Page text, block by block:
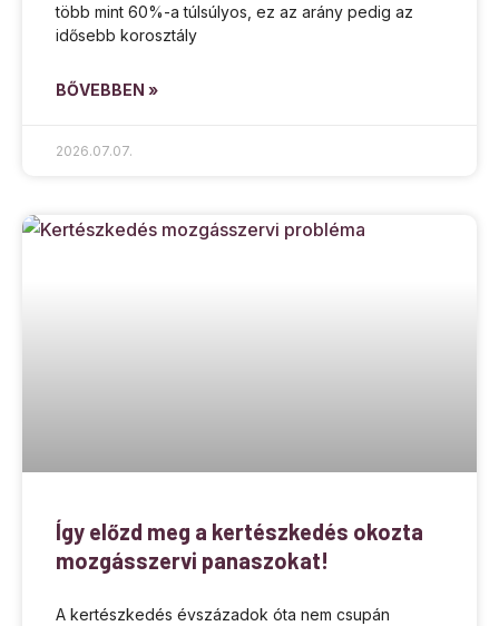
több mint 60%-a túlsúlyos, ez az arány pedig az
idősebb korosztály
BŐVEBBEN »
2026.07.07.
Így előzd meg a kertészkedés okozta
mozgásszervi panaszokat!
A kertészkedés évszázadok óta nem csupán